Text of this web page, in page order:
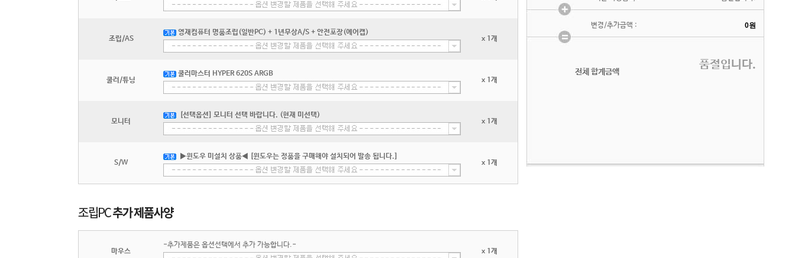
조립/AS
영재컴퓨터 명품조립(일반PC) + 1년무상A/S + 안전포장(에어캡)
x 1개
쿨러/튜닝
쿨러마스터 HYPER 620S ARGB
x 1개
모니터
[선택옵션] 모니터 선택 바랍니다. (현재 미선택)
x 1개
S/W
▶윈도우 미설치 상품◀ [윈도우는 정품을 구매해야 설치되어 발송 됩니다.]
x 1개
마우스
-추가제품은 옵션선택에서 추가 가능합니다.-
x 1개
변경/추가금액 :
전체 합계금액
품절입니다.